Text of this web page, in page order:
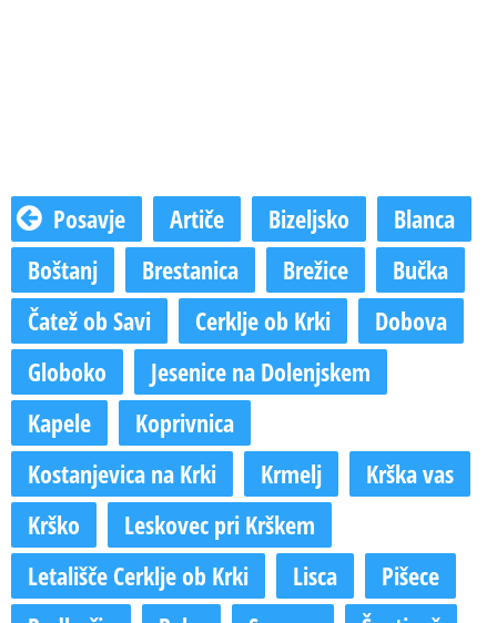
Posavje Artiče Bizeljsko
Blanca
Boštanj
Brestanica Brežice
Bučka
Čatež ob Savi
Cerklje ob Krki
Dobova
Globoko
Jesenice na Dolenjskem
Kapele
Koprivnica
Kostanjevica na Krki
Krmelj
Krška vas
Krško
Leskovec pri Krškem
Letališče Cerklje ob Krki
Lisca
Pišece